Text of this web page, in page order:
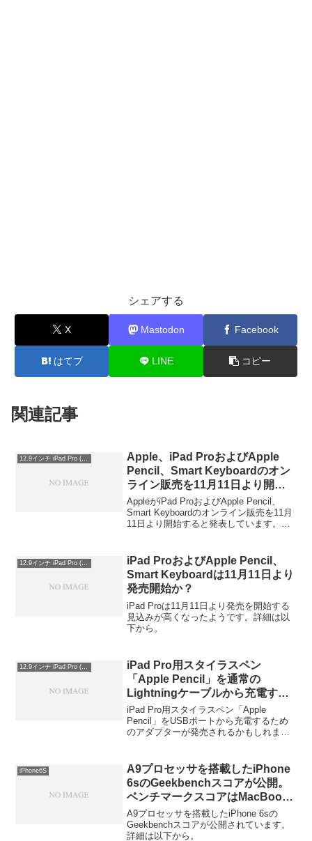
シェアする
X Mastodon Facebook
はてブ LINE コピー
関連記事
12.9インチ iPad Pro (第1世代)
Apple、iPad ProおよびApple
Pencil、Smart Keyboardのオン
ライン販売を11月11日より開
始。価格は32GB Wi-Fiモデルが
94,800円から。
AppleがiPad ProおよびApple Pencil、
Smart Keyboardのオンライン販売を11月
11日より開始すると発表しています。詳
iPad ProおよびApple Pencil、
Smart Keyboardは11月11日より
発売開始か？
iPad Proは11月11日より発売を開始する
見込みが高くなったようです。詳細は以
下から。
iPad Pro用スタイラスペン
「Apple Pencil」を通常の
Lightningケーブルから充電する
ためのアダプターが存在する？
iPad Pro用スタイラスペン「Apple
Pencil」をUSBポートから充電するため
のアダプターが発売されるかもしれませ
iPhone6S
A9プロセッサを搭載したiPhone
6sのGeekbenchスコアが公開。
ベンチマークスコアはMacBook
12インチ Early 2015のエントリ
ーモデルと同程度に。
A9プロセッサを搭載したiPhone 6sの
Geekbenchスコアが公開されています。
詳細は以下から。